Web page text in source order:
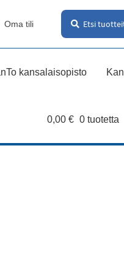
Oma tili
Etsi:
Haku
kansalaisopisto
0,00 € 0 tuotetta